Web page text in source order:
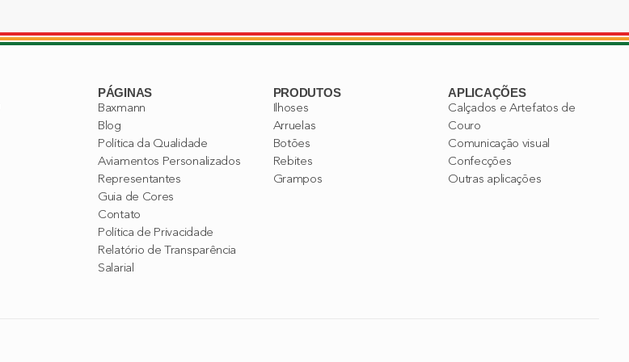
PÁGINAS
Baxmann
Blog
Política da Qualidade
Aviamentos Personalizados
Representantes
Guia de Cores
Contato
Política de Privacidade
Relatório de Transparência
Salarial
PRODUTOS
Ilhoses
Arruelas
Botões
Rebites
Grampos
APLICAÇÕES
Calçados e Artefatos de
Couro
Comunicação visual
Confecções
Outras aplicações